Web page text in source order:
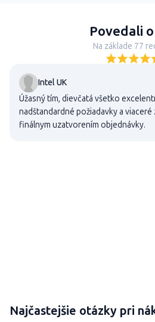
Povedali
Na základe 77
Intel UK
Úžasný tím, dievčatá všetko
nadštandardné požiadavky a viaceré
finálnym uzatvorením objednávky.
Najčastejšie otázky pri